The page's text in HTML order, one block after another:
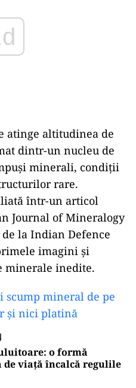
atinge altitudinea de
dintr-un nucleu de
minerali, condiții
rare.
într-un articol
Journal of Mineralogy
la Indian Defence
imagini și
minerale inedite.
scump mineral de pe
și nici platină
o formă
de viață încalcă regulile